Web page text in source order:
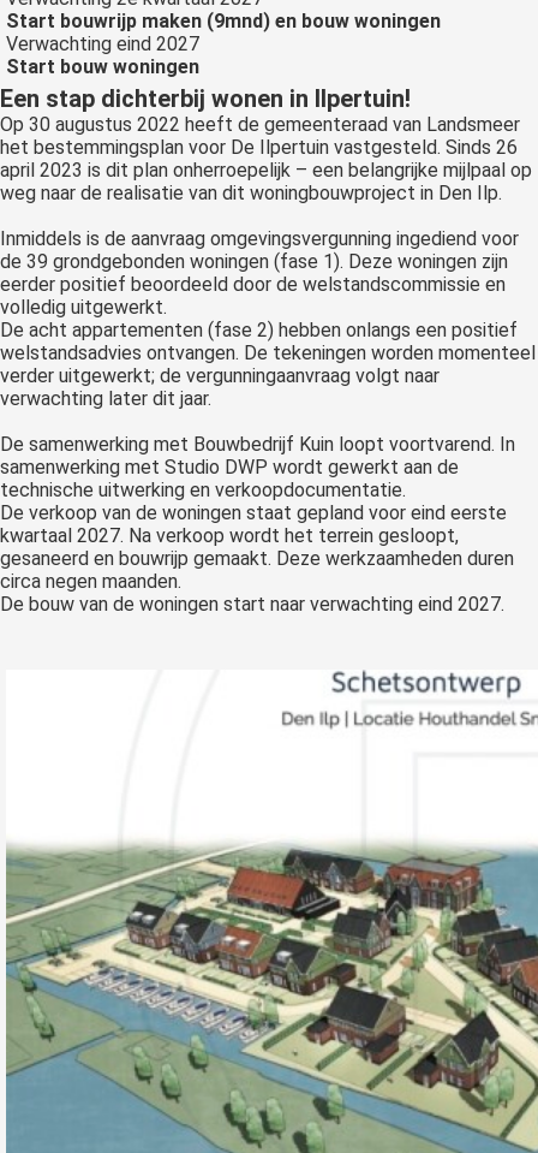
Een stap dichterbij wonen in Ilpertuin!
Op 30 augustus 2022 heeft de gemeenteraad van Landsmeer
het bestemmingsplan voor De Ilpertuin vastgesteld. Sinds 26
april 2023 is dit plan onherroepelijk – een belangrijke mijlpaal op
weg naar de realisatie van dit woningbouwproject in Den Ilp.
Inmiddels is de aanvraag omgevingsvergunning ingediend voor
de 39 grondgebonden woningen (fase 1). Deze woningen zijn
eerder positief beoordeeld door de welstandscommissie en
volledig uitgewerkt.
De acht appartementen (fase 2) hebben onlangs een positief
welstandsadvies ontvangen. De tekeningen worden momenteel
verder uitgewerkt; de vergunningaanvraag volgt naar
verwachting later dit jaar.
De samenwerking met Bouwbedrijf Kuin loopt voortvarend. In
samenwerking met Studio DWP wordt gewerkt aan de
technische uitwerking en verkoopdocumentatie.
De verkoop van de woningen staat gepland voor eind eerste
kwartaal 2027. Na verkoop wordt het terrein gesloopt,
gesaneerd en bouwrijp gemaakt. Deze werkzaamheden duren
circa negen maanden.
De bouw van de woningen start naar verwachting eind 2027.
Start bouwrijp maken (9mnd) en bouw woningen
Verwachting eind 2027
Start bouw woningen